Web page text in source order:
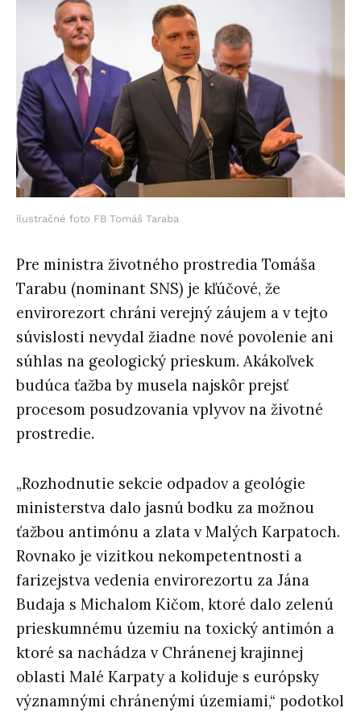
ilustračné foto FB Tomáš Taraba
Pre ministra životného prostredia Tomáša
Tarabu (nominant SNS) je kľúčové, že
envirorezort chráni verejný záujem a v tejto
súvislosti nevydal žiadne nové povolenie ani
súhlas na geologický prieskum. Akákoľvek
budúca ťažba by musela najskôr prejsť
procesom posudzovania vplyvov na životné
prostredie.
„Rozhodnutie sekcie odpadov a geológie
ministerstva dalo jasnú bodku za možnou
ťažbou antimónu a zlata v Malých Karpatoch.
Rovnako je vizitkou nekompetentnosti a
farizejstva vedenia envirorezortu za Jána
Budaja s Michalom Kičom, ktoré dalo zelenú
prieskumnému územiu na toxický antimón a
ktoré sa nachádza v Chránenej krajinnej
oblasti Malé Karpaty a koliduje s európsky
významnými chránenými územiami,“ podotkol